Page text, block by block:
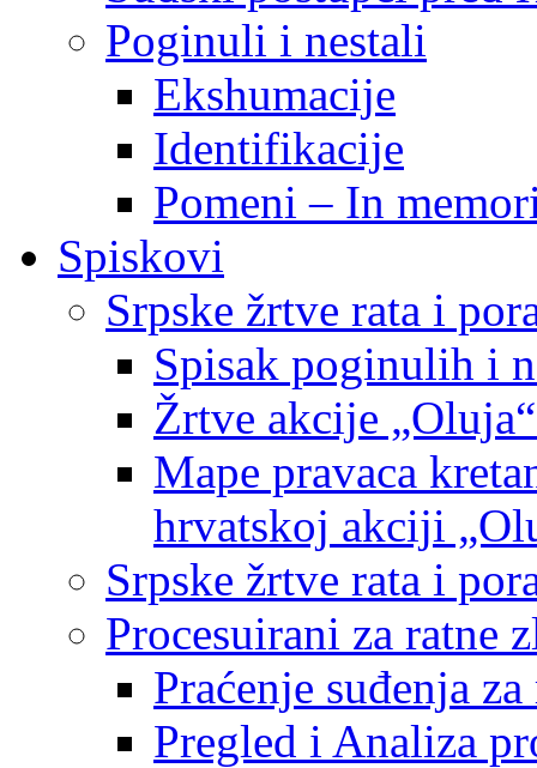
Poginuli i nestali
Ekshumacije
Identifikacije
Pomeni – In
Spiskovi
Srpske žrtve rata i
Spisak poginulih i
Žrtve akcije
Mape pravaca
hrvatskoj akciji
Srpske žrtve rata i
Procesuirani za ratne
Praćenje suđenja
Pregled i Analiza